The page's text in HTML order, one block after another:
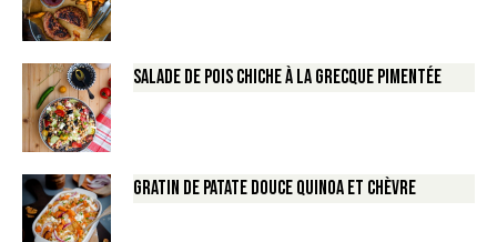
Salade de Pois chiche à la Grecque pimentée
Gratin de Patate douce Quinoa et Chèvre